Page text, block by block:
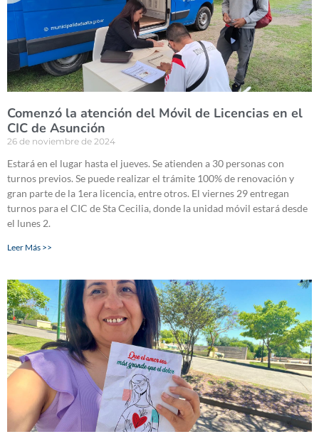
Comenzó la atención del Móvil de Licencias en el
CIC de Asunción
26 de noviembre de 2024
Estará en el lugar hasta el jueves. Se atienden a 30 personas con
turnos previos. Se puede realizar el trámite 100% de renovación y
gran parte de la 1era licencia, entre otros. El viernes 29 entregan
turnos para el CIC de Sta Cecilia, donde la unidad móvil estará desde
el lunes 2.
Leer Más >>